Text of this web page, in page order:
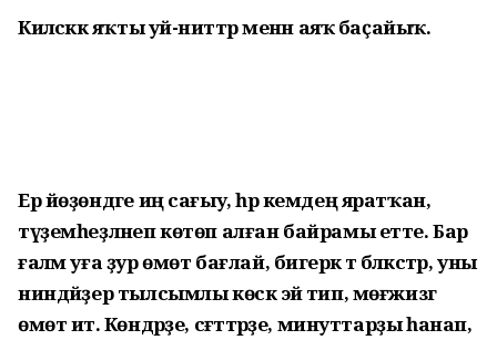
Киләсәккә яҡты уй-ниәттәр менән аяҡ баҫайыҡ.
Ер йөҙөндәге иң сағыу, һәр кемдең яратҡан,
түҙемһеҙләнеп көтөп алған байрамы етте. Бар
ғаләм уға ҙур өмөт бағлай, бигерәк тә бәләкәстәр, уны
ниндәйҙер тылсымлы көскә эйә тип, мөғжизәгә
өмөт итә. Көндәрҙе, сәғәттәрҙе, минуттарҙы һанап,